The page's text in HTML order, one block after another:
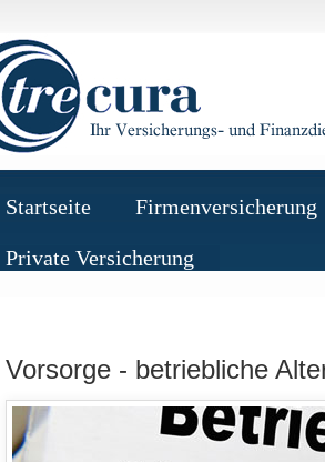
Startseite Firmenversicherung
Private Versicherung
Vorsorge - betriebliche